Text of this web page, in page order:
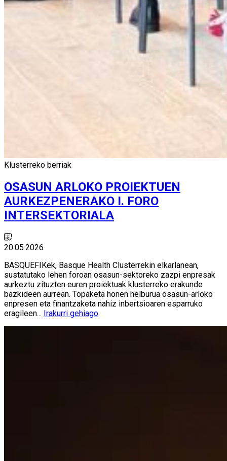
Klusterreko berriak
OSASUN ARLOKO PROIEKTUEN
AURKEZPENERAKO I. FORO
INTERSEKTORIALA
20.05.2026
BASQUEFIKek, Basque Health Clusterrekin elkarlanean,
sustatutako lehen foroan osasun-sektoreko zazpi enpresak
aurkeztu zituzten euren proiektuak klusterreko erakunde
bazkideen aurrean. Topaketa honen helburua osasun-arloko
enpresen eta finantzaketa nahiz inbertsioaren esparruko
eragileen... Irakurri gehiago